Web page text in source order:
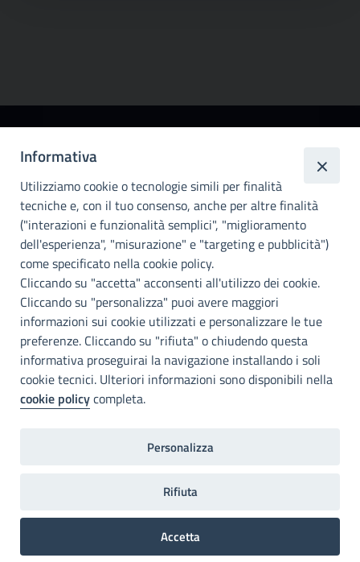
metropolitana di
Palermo
Info e contatti
Città Metropoliitana di Palermo
Via Maqueda, 100 - 90134 - Palermo
Cod. Fisc. 80021470820
PEC: cm.pa@cert.cittametropolitana.pa.it
I nostri canali social
Accessibilità
Città Metropolitana di Palermo si impegna a rendere il proprio sito
web accessibile, conformemente al D.lgs. 10 agosto 2018, n°106
Home Note legali Privacy
RPD
Invia un commento
Informativa
Utilizziamo cookie o tecnologie simili per finalità
tecniche e, con il tuo consenso, anche per altre finalità
("interazioni e funzionalità semplici", "miglioramento
dell'esperienza", "misurazione" e "targeting e pubblicità")
come specificato nella cookie policy.
Cliccando su "accetta" acconsenti all'utilizzo dei cookie.
Cliccando su "personalizza" puoi avere maggiori
informazioni sui cookie utilizzati e personalizzare le tue
preferenze. Cliccando su "rifiuta" o chiudendo questa
informativa proseguirai la navigazione installando i soli
cookie tecnici. Ulteriori informazioni sono disponibili nella
cookie policycompleta.
Personalizza
Rifiuta
Accetta